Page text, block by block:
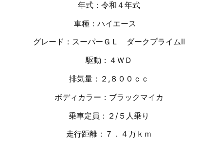
年式：令和４年式
車種：ハイエース
グレード：スーパーＧＬ ダークプライムⅡ
駆動：４ＷＤ
排気量：２,８００ｃｃ
ボディカラー：ブラックマイカ
乗車定員：２/５人乗り
走行距離：７．４万 ｋｍ